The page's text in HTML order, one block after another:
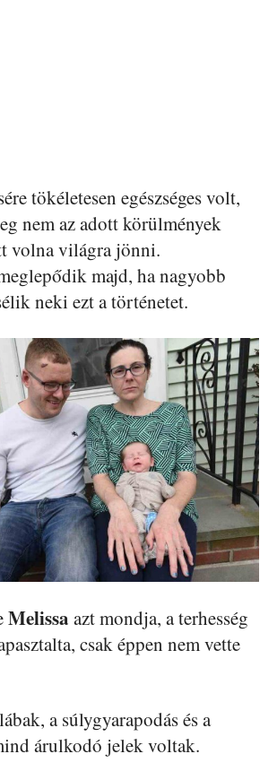
tökéletesen egészséges volt,
nem az adott körülmények
volna világra jönni.
majd, ha nagyobb
neki ezt a történetet.
Melissa azt mondja, a terhesség
csak éppen nem vette
a súlygyarapodás és a
árulkodó jelek voltak.